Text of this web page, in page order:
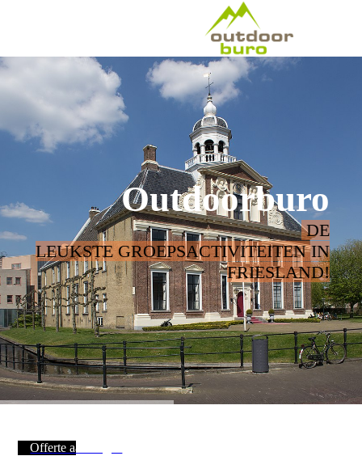
Outdoorburo
DE
LEUKSTE GROEPSACTIVITEITEN IN
FRIESLAND!
Offerte aanvragen